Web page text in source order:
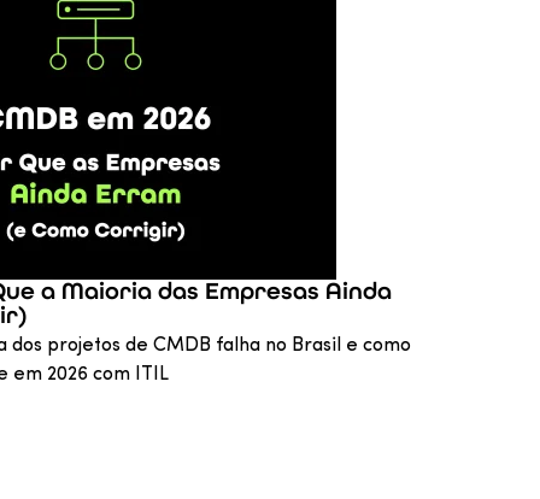
a Maioria das Empresas Ainda
dos projetos de CMDB falha no Brasil e como
2026 com ITIL